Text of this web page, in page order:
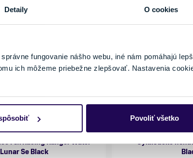
Detaily O cookies
fungovanie nášho webu, iné nám pomáhajú
ich môžeme priebežne zlepšovať. Nastavenia
Povoliť všetko
Fox Racing Ranger Water
Se Black
NOVINKA
Cyklistické